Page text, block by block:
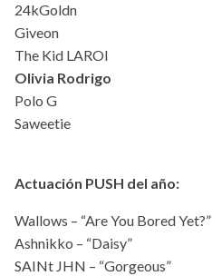
24kGoldn
Giveon
The Kid LAROI
Olivia Rodrigo
Polo G
Saweetie
Actuación PUSH del año:
Wallows – “Are You Bored Yet?”
Ashnikko – “Daisy”
SAINt JHN – “Gorgeous”